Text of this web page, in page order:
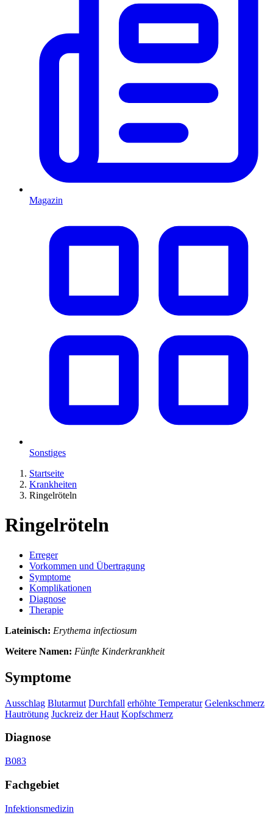
Magazin
Sonstiges
Startseite
Krankheiten
Ringelröteln
Ringelröteln
Erreger
Vorkommen und Übertragung
Symptome
Komplikationen
Diagnose
Therapie
Lateinisch: Erythema infectiosum
Weitere Namen: Fünfte Kinderkrankheit
Symptome
Ausschlag Blutarmut Durchfall erhöhte Temperatur Gelenkschmerz
Hautrötung Juckreiz der Haut Kopfschmerz
Diagnose
B083
Fachgebiet
Infektionsmedizin